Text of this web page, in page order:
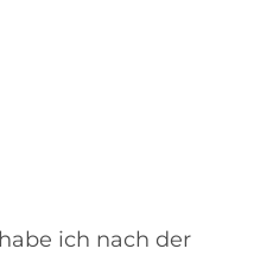
ich nach der